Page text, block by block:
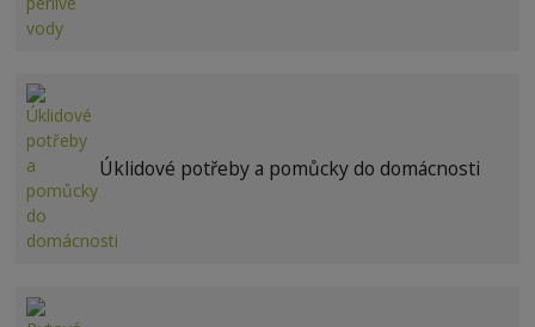
Úklidové potřeby a pomůcky do domácnosti